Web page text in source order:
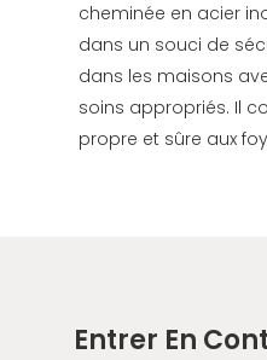
cheminée en acier
dans un souci de
dans les maisons
soins appropriés. Il
propre et sûre aux
Entrer En